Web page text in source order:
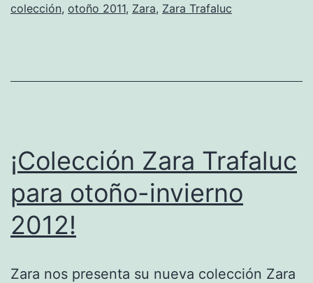
colección, otoño 2011, Zara, Zara Trafaluc
¡Colección Zara Trafaluc
para otoño-invierno
2012!
Zara nos presenta su nueva colección Zara